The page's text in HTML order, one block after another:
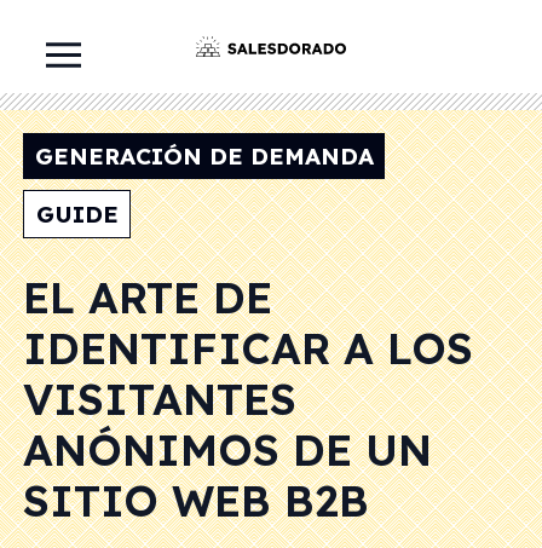
GENERACIÓN DE DEMANDA
GUIDE
EL ARTE DE
IDENTIFICAR A LOS
VISITANTES
ANÓNIMOS DE UN
SITIO WEB B2B